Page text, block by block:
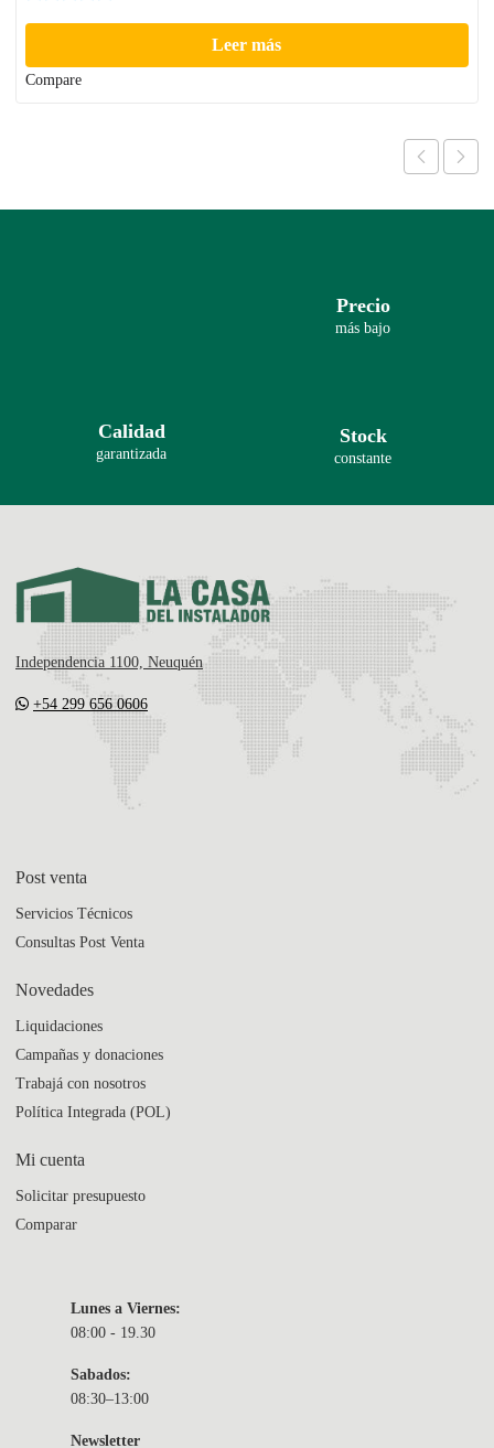
Leer más
Compare
Precio
más bajo
Calidad
garantizada
Stock
constante
Independencia 1100, Neuquén
+54 299 656 0606
Post venta
Servicios Técnicos
Consultas Post Venta
Novedades
Liquidaciones
Campañas y donaciones
Trabajá con nosotros
Política Integrada (POL)
Mi cuenta
Solicitar presupuesto
Comparar
Lunes a Viernes:
08:00 - 19.30
Sabados:
08:30–13:00
Newsletter